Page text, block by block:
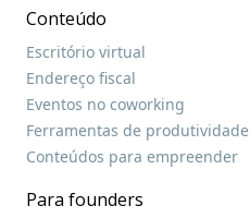
Conteúdo
Escritório virtual
Endereço fiscal
Eventos no coworking
Ferramentas de produtividade
Conteúdos para empreender
Para founders